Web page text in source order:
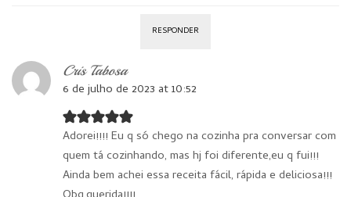
RESPONDER
Cris Tabosa
6 de julho de 2023 at 10:52
Adorei!!!! Eu q só chego na cozinha pra conversar com
quem tá cozinhando, mas hj foi diferente,eu q fui!!!
Ainda bem achei essa receita fácil, rápida e deliciosa!!!